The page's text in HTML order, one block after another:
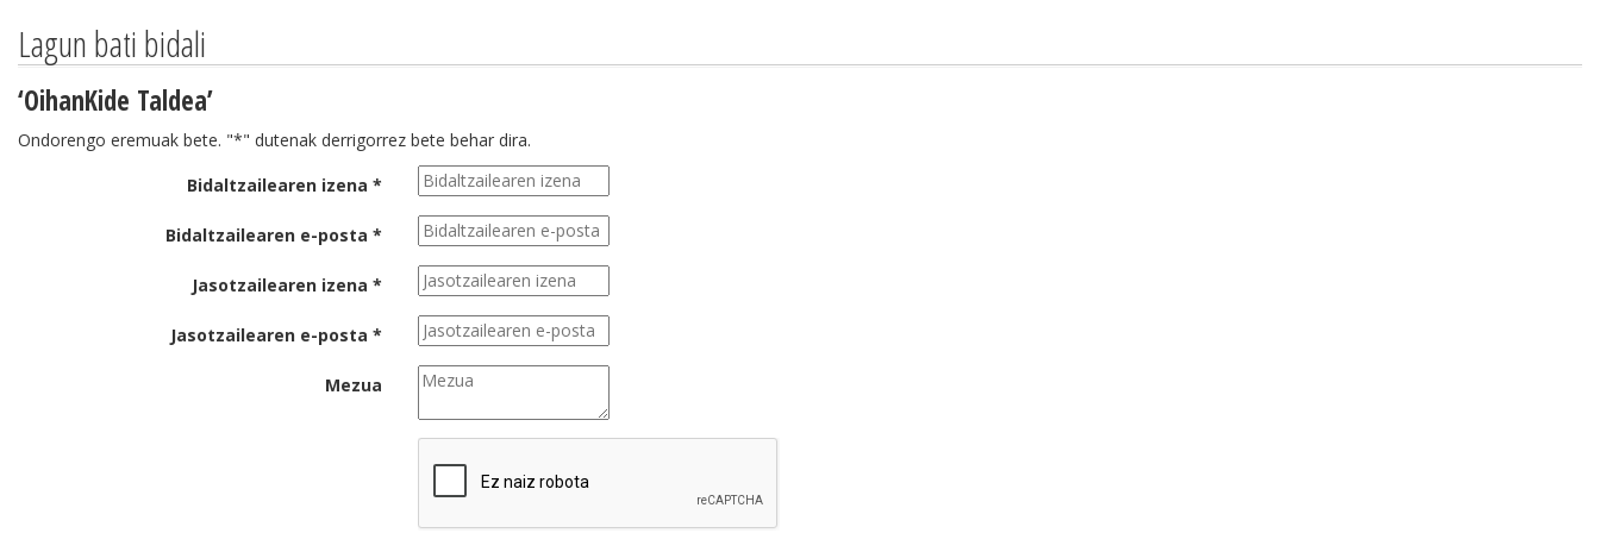
Lagun bati bidali
‘OihanKide Taldea’
Ondorengo eremuak bete. "*" dutenak derrigorrez bete behar dira.
Bidaltzailearen izena *
Bidaltzailearen e-posta *
Jasotzailearen izena *
Jasotzailearen e-posta *
Mezua